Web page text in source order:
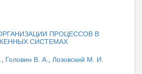
ПРОЦЕССОВ В
СИСТЕМАХ
Головин В. А.
Лозовский М. И.